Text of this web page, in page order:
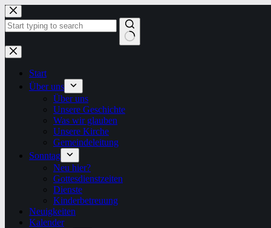
Zum
Inhalt
springen
Keine
Ergebnisse
Start
Über uns
Über uns
Unsere Geschichte
Was wir glauben
Unsere Kirche
Gemeindeleitung
Sonntag
Neu hier?
Gottesdienstzeiten
Dienste
Kinderbetreuung
Neuigkeiten
Kalender